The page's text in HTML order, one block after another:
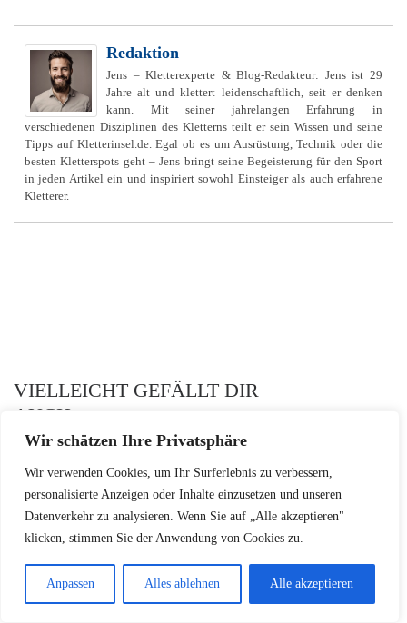
Wir schätzen Ihre Privatsphäre
Wir verwenden Cookies, um Ihr Surferlebnis zu verbessern,
personalisierte Anzeigen oder Inhalte einzusetzen und unseren
Datenverkehr zu analysieren. Wenn Sie auf „Alle akzeptieren"
klicken, stimmen Sie der Anwendung von Cookies zu.
Anpassen Alles ablehnen Alle akzeptieren
Redaktion
Jens – Kletterexperte & Blog-Redakteur: Jens ist 29
Jahre alt und klettert leidenschaftlich, seit er denken
kann. Mit seiner jahrelangen Erfahrung in
verschiedenen Disziplinen des Kletterns teilt er sein Wissen und seine
Tipps auf Kletterinsel.de. Egal ob es um Ausrüstung, Technik oder die
besten Kletterspots geht – Jens bringt seine Begeisterung für den Sport
in jeden Artikel ein und inspiriert sowohl Einsteiger als auch erfahrene
Kletterer.
VIELLEICHT GEFÄLLT DIR
AUCH